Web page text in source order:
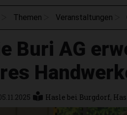
Themen Veranstaltungen
Buri AG
Hasle bei Burgdorf,